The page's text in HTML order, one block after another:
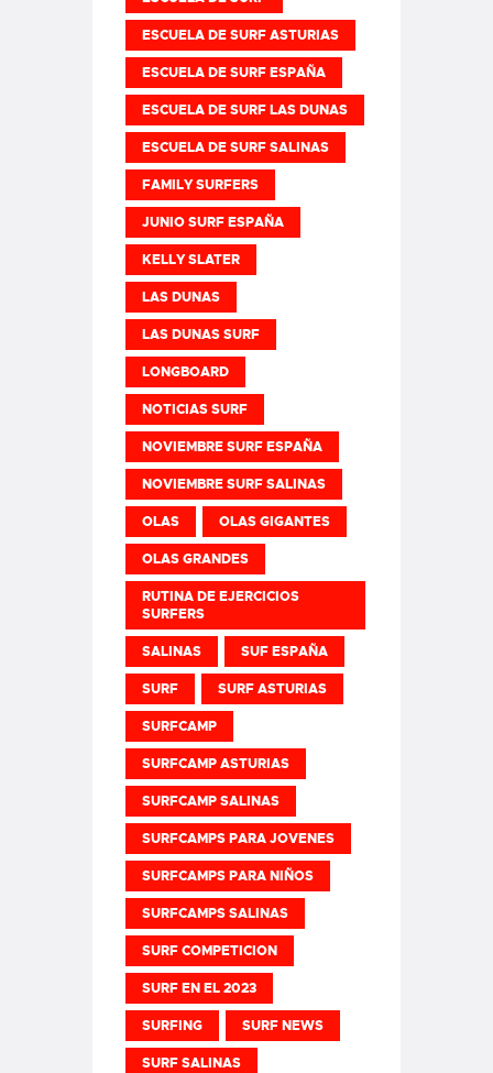
ESCUELA DE SURF ASTURIAS
ESCUELA DE SURF ESPAÑA
ESCUELA DE SURF LAS DUNAS
ESCUELA DE SURF SALINAS
FAMILY SURFERS
JUNIO SURF ESPAÑA
KELLY SLATER
LAS DUNAS
LAS DUNAS SURF
LONGBOARD
NOTICIAS SURF
NOVIEMBRE SURF ESPAÑA
NOVIEMBRE SURF SALINAS
OLAS OLAS GIGANTES
OLAS GRANDES
RUTINA DE EJERCICIOS
SURFERS
SALINAS SUF ESPAÑA
SURF SURF ASTURIAS
SURFCAMP
SURFCAMP ASTURIAS
SURFCAMP SALINAS
SURFCAMPS PARA JOVENES
SURFCAMPS PARA NIÑOS
SURFCAMPS SALINAS
SURF COMPETICION
SURF EN EL 2023
SURFING SURF NEWS
SURF SALINAS